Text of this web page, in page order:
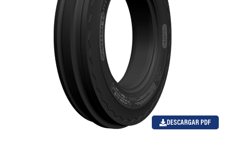
DESCARGAR PDF